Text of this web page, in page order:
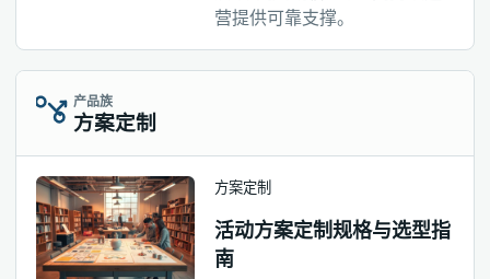
营提供可靠支撑。
产品族
方案定制
方案定制
活动方案定制规格与选型指
南